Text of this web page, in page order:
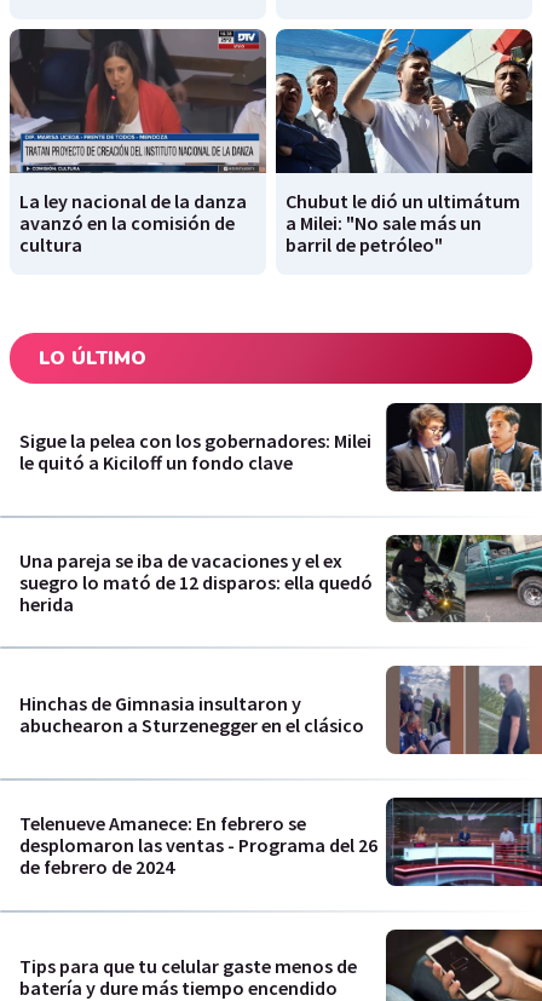
La ley nacional de la danza
avanzó en la comisión de
cultura
Chubut le dió un ultimátum
a Milei: "No sale más un
barril de petróleo"
LO ÚLTIMO
Sigue la pelea con los gobernadores: Milei
le quitó a Kiciloff un fondo clave
Una pareja se iba de vacaciones y el ex
suegro lo mató de 12 disparos: ella quedó
herida
Hinchas de Gimnasia insultaron y
abuchearon a Sturzenegger en el clásico
Telenueve Amanece: En febrero se
desplomaron las ventas - Programa del 26
de febrero de 2024
Tips para que tu celular gaste menos de
batería y dure más tiempo encendido